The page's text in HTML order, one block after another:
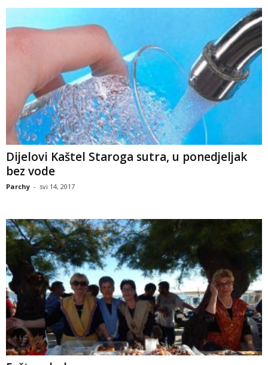
Dijelovi Kaštel Staroga sutra, u ponedjeljak
bez vode
Parchy - svi 14, 2017